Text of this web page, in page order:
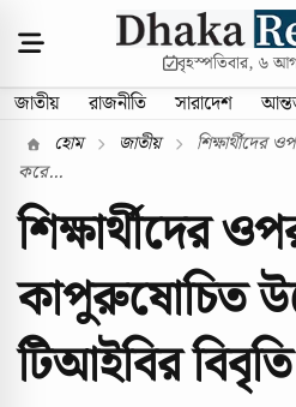
বৃহস্পতিবার, ৬
জাতীয় রাজনীতি সারাদেশ
হোম জাতীয়
শিক্ষার্থীদের
করে...
শিক্ষার্থীদের
কাপুরুষোচিত
টিআইবির বিবৃতি